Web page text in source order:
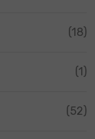
(18)
(1)
(52)